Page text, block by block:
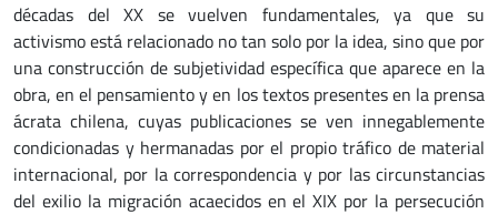
décadas del XX se vuelven fundamentales, ya que su
activismo está relacionado no tan solo por la idea, sino que por
una construcción de subjetividad específica que aparece en la
obra, en el pensamiento y en los textos presentes en la prensa
ácrata chilena, cuyas publicaciones se ven innegablemente
condicionadas y hermanadas por el propio tráfico de material
internacional, por la correspondencia y por las circunstancias
del exilio la migración acaecidos en el XIX por la persecución